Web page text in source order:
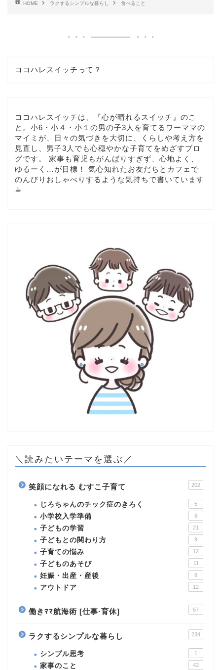
HOME ラクするシンプルな暮らし 食べること
ココハレスイッチって？
ココハレスイッチは、『心が晴れるスイッチ』のこ
と。小6・小４・小１の男の子3人を育てるワーママの
マイミが、日々の気づきを大切に、くらしや考え方を
見直し、男子3人でも心穏やかな子育てをめざすブロ
グです。 家事も育児もがんばりすぎず、心地よく、
ゆるーく…が目標！ 気心知れたお友だちとカフェで
のんびりおしゃべりするような気持ちで書いています
☕︎
＼読みたいテーマを選ぶ／
笑顔になれる むすこ子育て 202
じろちゃんのチック症のきろく 5
小学校入学準備 6
子どもの学習 21
子どもとの関わり方 9
子育ての悩み 12
子どものあそび 11
妊娠・出産・産後 9
アウトドア 12
働きﾏﾏ航海術 [仕事·育休] 57
ラクするシンプルな暮らし 234
シンプル思考 1
家事のこと 42